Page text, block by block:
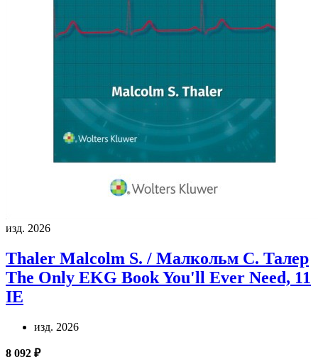
изд. 2026
Thaler Malcolm S. / Малкольм С. Талер
The Only EKG Book You'll Ever Need, 11
IE
изд. 2026
8 092 ₽